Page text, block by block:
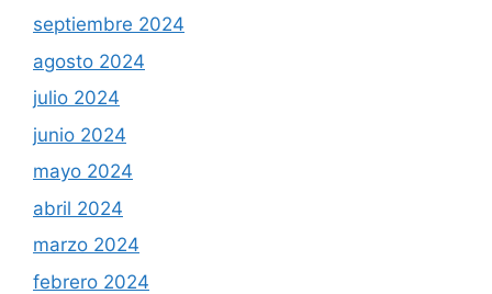
septiembre 2024
agosto 2024
julio 2024
junio 2024
mayo 2024
abril 2024
marzo 2024
febrero 2024